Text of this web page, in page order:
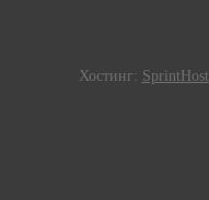
Хостинг: SprintHost